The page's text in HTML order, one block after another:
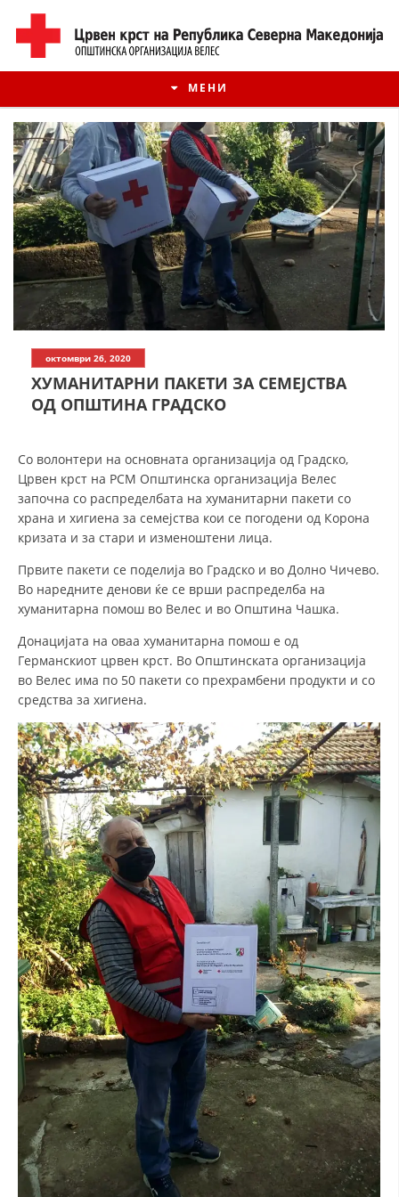
МЕНИ
ИСТОРИЈАТ НА ЦКРМ
ИСТОРИЈАТ НА ДВИЖЕЊЕТО
СТРУКТУРА НА ОРГАНИЗАЦИЈАТА
ЧЛЕНСТВО ВО ПРОФЕСИОНАЛНИ ТЕЛА
ЗАКОН ЗА ЦКРМ
СТАТУТ НА ЦКРМ
ОРГАНИЗАЦИЈА И РАЗВОЈ
РАКОВОДЕН ОДБОР
СОБРАНИЕ
СТРУКТУРА И ОРГАНИЗАЦИОНА ПОСТАВЕНОСТ
ДИСЕМИНАЦИЈА
MЕЃУНАРОДНО ХУМАНИТАРНО ПРАВО
ПРОМОЦИЈА НА ХУМАНИ ВРЕДНОСТИ
УПОТРЕБА И ЗАШТИТА НА АМБЛЕМОТ
СОЦИЈАЛНО ХУМАНИТАРНА ДЕЈНОСТ
КАКО ДА ДОНИРАТЕ
ПОДГОТВЕНОСТ И ДЕЈСТВО ПРИ КАТАСТРОФИ
ТИМОВИ НА ООЦК
СПАСИТЕЛНА СТАНИЦА ВОДНО
ПРОЕКТИ – ПОДГОТВЕНОСТ И ДЕЈСТВУВАЊЕ ПРИ КАТАСТРОФИ
ОДНОСИ СО ЈАВНОСТ
ИСТРАЖУВАЊЕ НА ЈАВНО МИСЛЕЊЕ
октомври 26, 2020
ХУМАНИТАРНИ ПАКЕТИ ЗА СЕМЕЈСТВА
ОД ОПШТИНА ГРАДСКО
Со волонтери на основната организација од Градско,
Црвен крст на РСМ Општинска организација Велес
започна со распределбата на хуманитарни пакети со
храна и хигиена за семејства кои се погодени од Корона
кризата и за стари и изменоштени лица.
Првите пакети се поделија во Градско и во Долно Чичево.
Во наредните денови ќе се врши распределба на
хуманитарна помош во Велес и во Општина Чашка.
Донацијата на оваа хуманитарна помош е од
Германскиот црвен крст. Во Општинската организација
во Велес има по 50 пакети со прехрамбени продукти и со
средства за хигиена.